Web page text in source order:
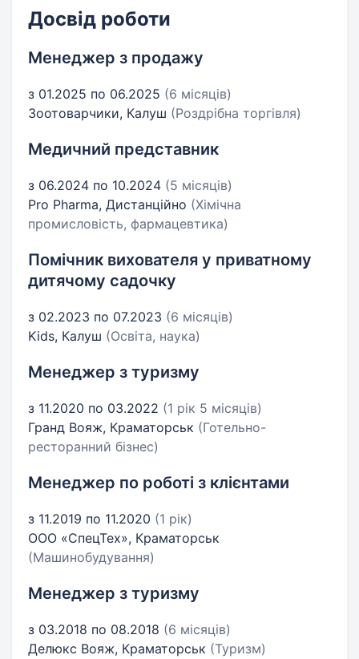
Досвід роботи
Менеджер з продажу
з 01.2025 по 06.2025 (6 місяців)
Зоотоварчики, Калуш (Роздрібна торгівля)
Медичний представник
з 06.2024 по 10.2024 (5 місяців)
Pro Pharma, Дистанційно (Хімічна
промисловість, фармацевтика)
Помічник вихователя у приватному
дитячому садочку
з 02.2023 по 07.2023 (6 місяців)
Kids, Калуш (Освіта, наука)
Менеджер з туризму
з 11.2020 по 03.2022 (1 рік 5 місяців)
Гранд Вояж, Краматорськ (Готельно-
ресторанний бізнес)
Менеджер по роботі з клієнтами
з 11.2019 по 11.2020 (1 рік)
ООО «СпецТех», Краматорськ
(Машинобудування)
Менеджер з туризму
з 03.2018 по 08.2018 (6 місяців)
Делюкс Вояж, Краматорськ (Туризм)